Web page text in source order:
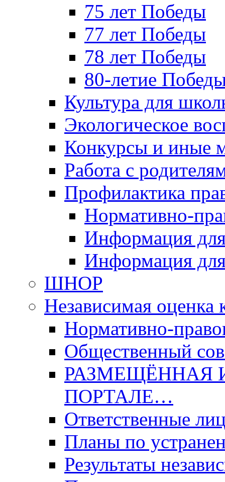
75 лет Победы
77 лет Победы
78 лет Победы
80-летие
Культура для
Экологическое
Конкурсы и иные
Работа с
Профилактика
Нормативно-
Информация для
Информация
ШНОР
Независимая оценка
Нормативно-
Общественный
РАЗМЕЩЁННАЯ
ПОРТАЛЕ…
Ответственные
Планы по
Результаты